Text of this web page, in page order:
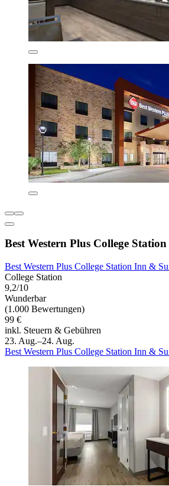
Best Western Plus College
Best Western Plus College Station Inn &
College Station
9,2/10
Wunderbar
(1.000 Bewertungen)
99 €
inkl. Steuern & Gebühren
23. Aug.–24. Aug.
Best Western Plus College Station Inn &